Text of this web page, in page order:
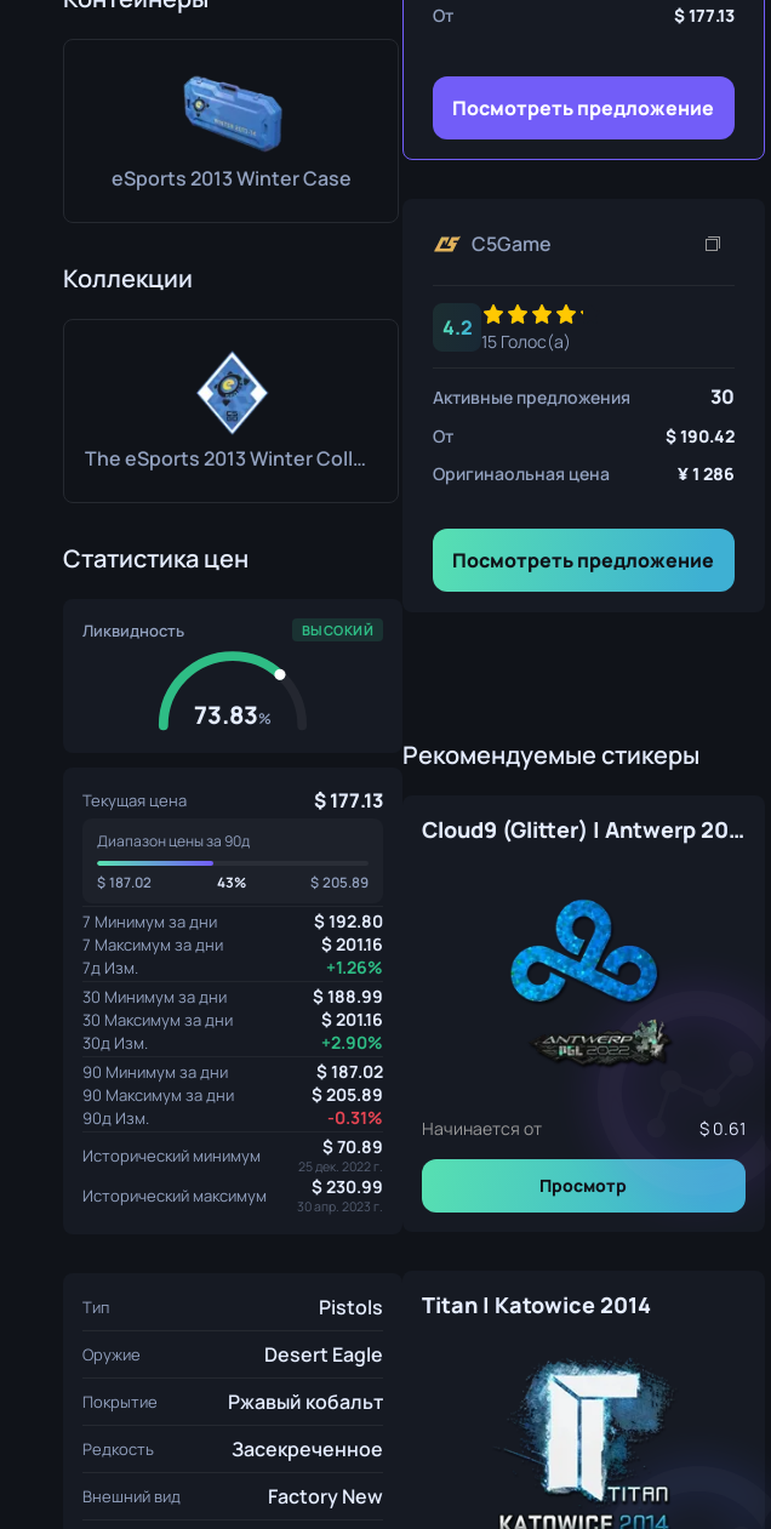
Нож выживания
Медвежий нож
eSports 2013 Winter Case
Коллекции
The eSports 2013 Winter Collection
Статистика цен
Ликвидность ВЫСОКИЙ
73.83%
Текущая цена 177.13
Диапазон цены за 90д
187.02 43% 205.89
7 Минимум за дни 192.80
7 Максимум за дни 201.16
7д Изм. +1.26%
30 Минимум за дни 188.99
30 Максимум за дни 201.16
30д Изм. +2.90%
90 Минимум за дни 187.02
90 Максимум за дни 205.89
90д Изм. -0.31%
Исторический минимум 70.89
25 дек. 2022 г.
Исторический максимум 230.99
30 апр. 2023 г.
Тип Pistols
Оружие Desert Eagle
Покрытие Ржавый кобальт
Редкость Засекреченное
Внешний вид Factory New
От 177.13
Посмотреть предложение
C5Game
4.2
15 Голос(а)
Активные предложения 30
От
190.42
Оригинаольная цена
1 286
Посмотреть предложение
Рекомендуемые стикеры
Cloud9 (Glitter) | Antwerp 2022
Начинается от 0.61
Просмотр
Titan | Katowice 2014